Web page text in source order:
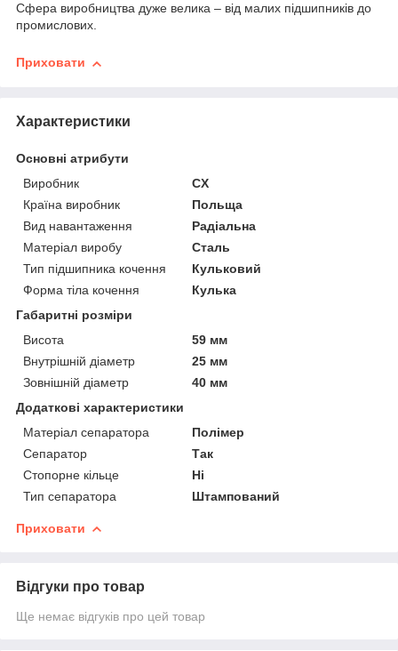
Сфера виробництва дуже велика – від малих підшипників до
промислових.
Приховати
Характеристики
Основні атрибути
Виробник
CX
Країна виробник
Польща
Вид навантаження
Радіальна
Матеріал виробу
Сталь
Тип підшипника кочення
Кульковий
Форма тіла кочення
Кулька
Габаритні розміри
Висота
59 мм
Внутрішній діаметр
25 мм
Зовнішній діаметр
40 мм
Додаткові характеристики
Матеріал сепаратора
Полімер
Сепаратор
Так
Стопорне кільце
Ні
Тип сепаратора
Штампований
Приховати
Відгуки про товар
Ще немає відгуків про цей товар